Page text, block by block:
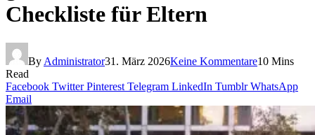
Checkliste für Eltern
By Administrator31. März 2026Keine Kommentare10 Mins
Read
Facebook Twitter Pinterest Telegram LinkedIn Tumblr WhatsApp
Email